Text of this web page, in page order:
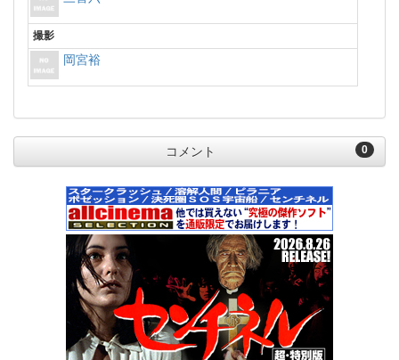
撮影
岡宮裕
0
コメント